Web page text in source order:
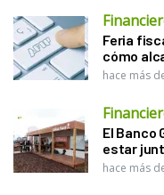
Feria
cómo
hace más
El Banco
estar
hace más